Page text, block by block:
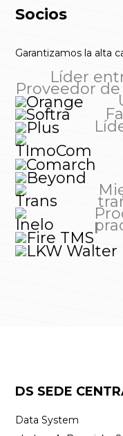
Socios
Garantizamos la alta
Líder
Proveedor
DS SEDE
Data System